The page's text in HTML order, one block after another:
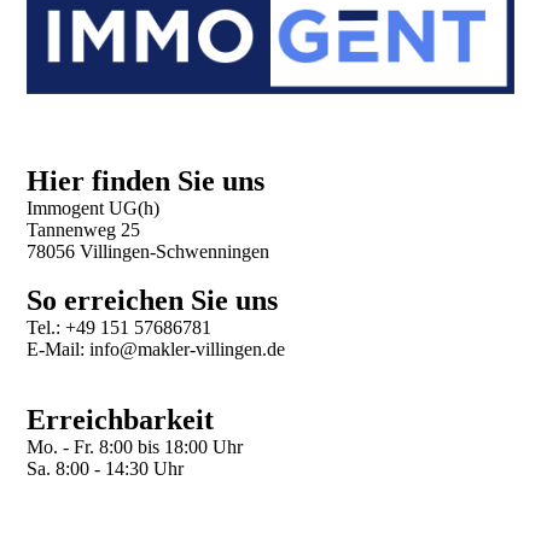
Hier finden Sie uns
Immogent UG(h)
Tannenweg 25
78056 Villingen-Schwenningen
So erreichen Sie uns
Tel.: +49 151 57686781
E-Mail: info@makler-villingen.de
Erreichbarkeit
Mo. - Fr. 8:00 bis 18:00 Uhr
Sa. 8:00 - 14:30 Uhr